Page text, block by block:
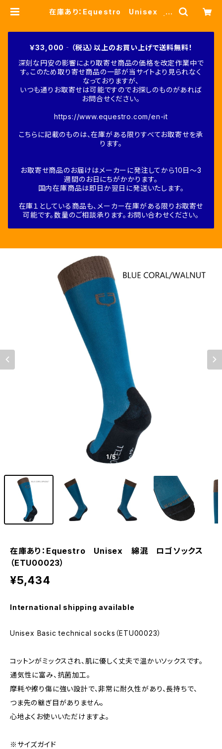
在庫あり：Equestro Unisex 綿
￥33,000‐（税込）以上のお買い上げで送料無料！
深刻な円安の影響により取寄せ商品の価格を改定作業中で
す。このため取り寄せ商品の一部が当サイトより見られなく
なっておりますが、
いつも通りお取寄せは可能ですのでお探しのものがあれば
お問合せください。
https://www.equestro.com/en-it
こちらに記載のものは、在庫がある限りすべてお取寄せを承
ります。
お取寄せ商品のお届けはメーカーに発注してから10日～3
週間のお日にちがかかります。
国内在庫商品は即日か翌日に発送いたします。
在庫１としている商品も、メーカー在庫がある限りお取寄せ
可能です。数量のご相談承ります。お問い合わせください。
1/5
在庫あり：Equestro Unisex 綿混 ロゴソックス
（ETU00023）
¥5,434
International shipping available
Unisex Basic technical socks（ETU00023）
コットンがミックスされ、肌に優しく丈夫で温かいソックスです。
通気性に富み、抗菌加工。
摩耗や擦り傷に強い設計で、非常に耐久性があり、長持ちで、
つま先の継ぎ目がありません。
心地よくお使いいただけますよ。
※サイズガイド